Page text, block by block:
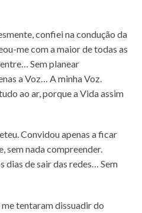
confiei na condução da
me com a maior de todas as
Sem planear
a Voz… A minha Voz.
ao ar, porque a Vida assim
Convidou apenas a ficar
sem nada compreender.
dias de sair das redes… Sem
tentaram dissuadir do